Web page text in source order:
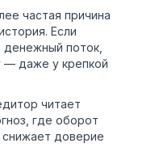
частая причина
Если
поток,
— даже у крепкой
читает
где оборот
снижает доверие